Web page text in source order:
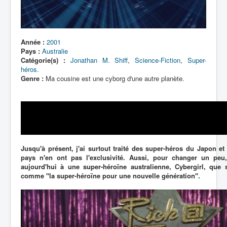
Année : 2001
Pays : Australie
Catégorie(s) : Jonathan M. Shiff,Science-Fiction,Super-
héros.
Genre : Ma cousine est une cyborg d'une autre planète.
Jusqu'à présent, j'ai surtout traité des super-héros du Japon
pays n'en ont pas l'exclusivité. Aussi, pour changer un
aujourd'hui à une super-héroïne australienne, Cybergirl, que
comme "la super-héroïne pour une nouvelle génération".